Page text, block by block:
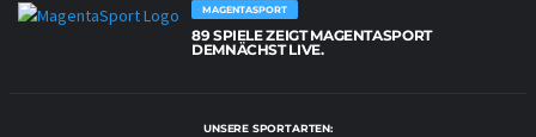
MAGENTASPORT
89 SPIELE ZEIGT MAGENTASPORT
DEMNÄCHST LIVE.
UNSERE SPORTARTEN: